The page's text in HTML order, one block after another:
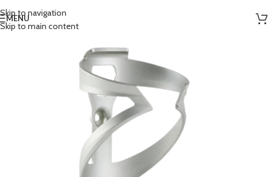
Skip to navigation
Skip to main content
MENU